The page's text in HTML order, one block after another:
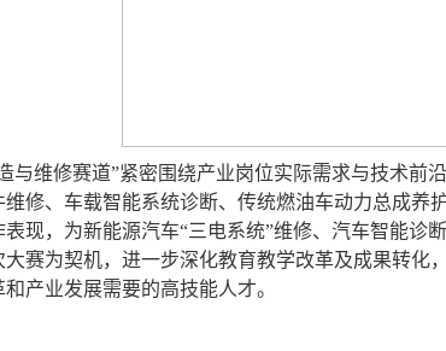
与维修赛道”紧密围绕产业岗位实际需求与技术
维修、车载智能系统诊断、传统燃油车动力总成
现，为新能源汽车“三电系统”维修、汽车智能诊
大赛为契机，进一步深化教育教学改革及成果转化
产业发展需要的高技能人才。